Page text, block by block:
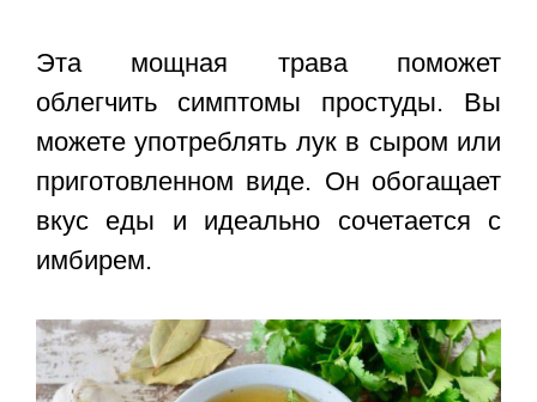
Эта мощная трава поможет
облегчить симптомы простуды. Вы
можете употреблять лук в сыром или
приготовленном виде. Он обогащает
вкус еды и идеально сочетается с
имбирем.